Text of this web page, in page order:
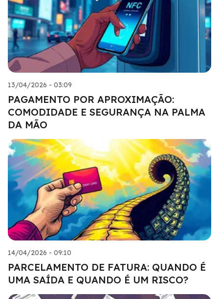
13/04/2026 - 03:09
PAGAMENTO POR APROXIMAÇÃO:
COMODIDADE E SEGURANÇA NA PALMA
DA MÃO
14/04/2026 - 09:10
PARCELAMENTO DE FATURA: QUANDO É
UMA SAÍDA E QUANDO É UM RISCO?